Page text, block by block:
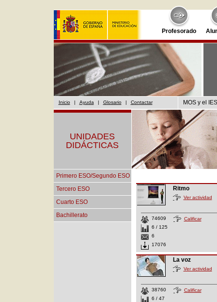
Profesorado
Inicio | Ayuda | Glosario | Contactar MOS y el
UNIDADES
DIDÁCTICAS
Primero ESO/Segundo ESO
Tercero ESO
Cuarto ESO
Bachillerato
Ritmo
Ver actividad
74609
6 / 125
6
17076
Calificar
La voz
Ver actividad
38760
6 / 47
Calificar